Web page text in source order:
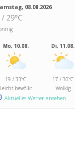
08.08.2026
/ 29°C
Mo, 10.08.
19 / 33°C
Leicht bewölkt
Di, 11.08.
17 / 30°C
Wolkig
Aktuelles Wetter ansehen